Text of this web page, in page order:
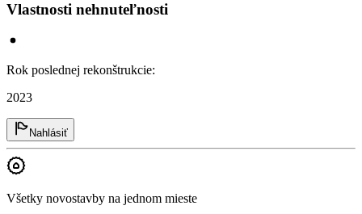
Vlastnosti nehnuteľnosti
Rok poslednej rekonštrukcie:
2023
Nahlásiť
Všetky novostavby na jednom mieste